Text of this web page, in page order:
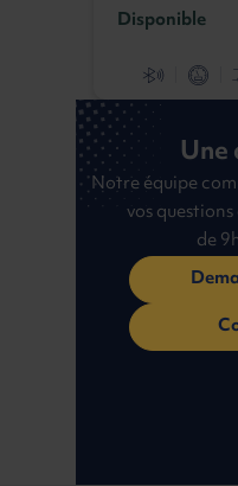
Disponible
Notre équipe
vos
de